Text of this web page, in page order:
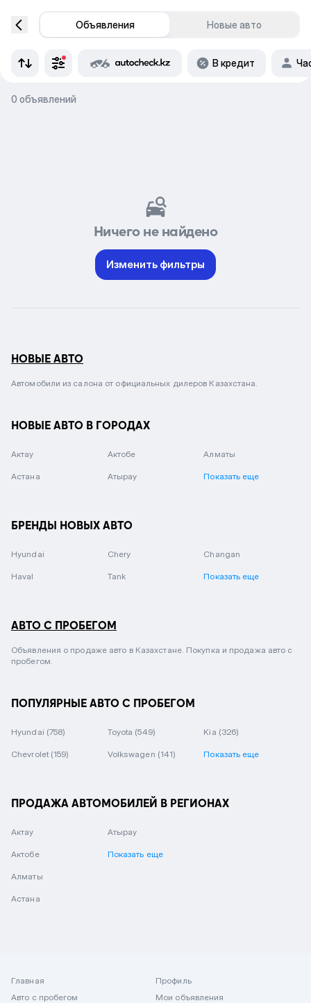
Объявления Новые авто
В кредит
0 объявлений
Ничего не найдено
Изменить фильтры
НОВЫЕ АВТО
Автомобили из салона от официальных дилеров Казахстана.
НОВЫЕ АВТО В ГОРОДАХ
Актау Актобе Алматы
Астана Атырау Показать еще
БРЕНДЫ НОВЫХ АВТО
Hyundai Chery Changan
Haval Tank Показать еще
АВТО С ПРОБЕГОМ
Объявления о продаже авто в Казахстане. Покупка и продажа авто с
пробегом.
ПОПУЛЯРНЫЕ АВТО С ПРОБЕГОМ
Hyundai (758) Toyota (549) Kia (326)
Chevrolet (159) Volkswagen (141) Показать еще
ПРОДАЖА АВТОМОБИЛЕЙ В РЕГИОНАХ
Актау
Актобе
Алматы
Астана
Атырау
Показать еще
Главная
Авто с пробегом
Профиль
Мои объявления